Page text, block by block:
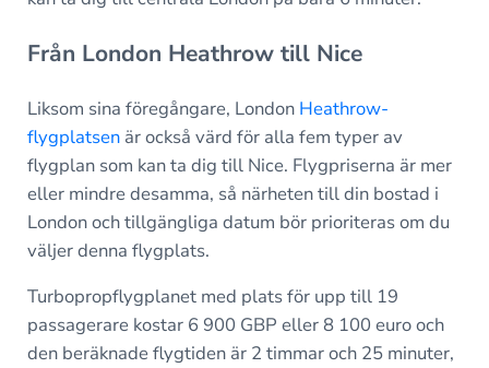
Från London Heathrow till Nice
Liksom sina föregångare, London Heathrow-
flygplatsenär också värd för alla fem typer av
flygplan som kan ta dig till Nice. Flygpriserna är mer
eller mindre desamma, så närheten till din bostad i
London och tillgängliga datum bör prioriteras om du
väljer denna flygplats.
Turbopropflygplanet med plats för upp till 19
passagerare kostar 6 900 GBP eller 8 100 euro och
den beräknade flygtiden är 2 timmar och 25 minuter,